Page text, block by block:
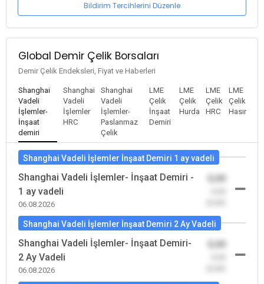
Bildirim Tercihlerini Düzenle
Global Demir Çelik Borsaları
Demir Çelik Endeksleri, Fiyat ve Haberleri
Shanghai
Vadeli
İşlemler-
İnşaat
demiri
Shanghai
Vadeli
İşlemler
HRC
Shanghai
Vadeli
İşlemler-
Paslanmaz
Çelik
LME
Çelik
İnşaat
Demiri
LME
Çelik
Hurda
LME
Çelik
HRC
LME
Çelik
Hasır
Shanghai Vadeli İşlemler İnşaat Demiri 1 ay vadeli
Shanghai Vadeli İşlemler- İnşaat Demiri -
1 ay vadeli
06.08.2026
0,00
Shanghai Vadeli İşlemler İnşaat Demiri 2 Ay Vadeli
Shanghai Vadeli İşlemler- İnşaat Demiri-
2 Ay Vadeli
06.08.2026
0,00